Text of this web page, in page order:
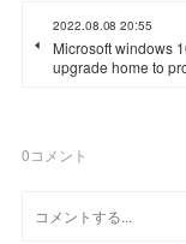
2022.08.08 20:55
Microsoft windows
upgrade home to
0コメント